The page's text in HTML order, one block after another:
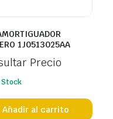
1J0513025AA
Precio
Stock
Añadir al carrito